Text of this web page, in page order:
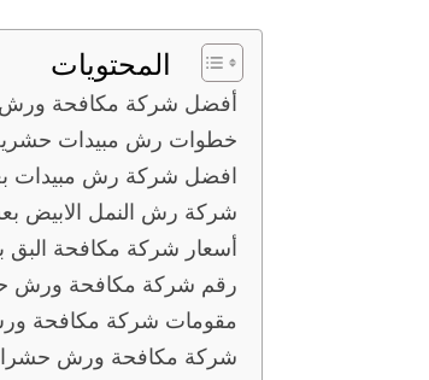
المحتويات
أفضل شركة مكافحة
خطوات رش مبيدات حشرية
افضل شركة رش مبيدات
شركة رش النمل الابيض
أسعار شركة مكافحة البق
رقم شركة مكافحة ورش
مقومات شركة مكافحة
شركة مكافحة ورش